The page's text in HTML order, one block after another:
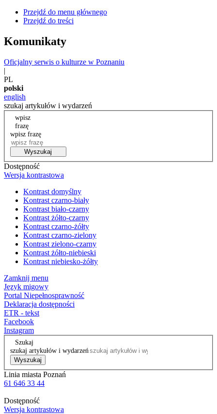
Przejdź do menu głównego
Przejdź do treści
Komunikaty
Oficjalny serwis o kulturze w Poznaniu
|
PL
polski
english
szukaj artykułów i wydarzeń
wpisz
frazę
wpisz frazę
Wyszukaj
Dostępność
Wersja kontrastowa
Kontrast domyślny
Kontrast czarno-biały
Kontrast biało-czarny
Kontrast żółto-czarny
Kontrast czarno-żółty
Kontrast czarno-zielony
Kontrast zielono-czarny
Kontrast żółto-niebieski
Kontrast niebiesko-żółty
Zamknij menu
Język migowy
Portal Niepełnosprawność
Deklaracja dostępności
ETR - tekst
Facebook
Instagram
Szukaj
szukaj artykułów i wydarzeń
Wyszukaj
Linia miasta Poznań
61 646 33 44
Dostępność
Wersja kontrastowa